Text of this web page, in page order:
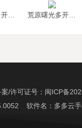
/许可证号： 闽ICP备
软件名：多多云